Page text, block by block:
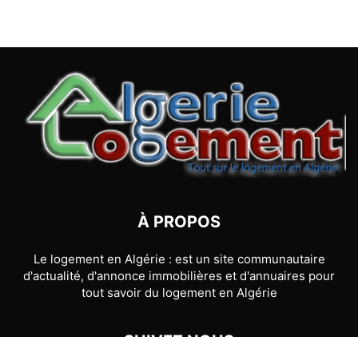
À PROPOS
Le logement en Algérie : est un site communautaire
d'actualité, d'annonce immobilières et d'annuaires pour
tout savoir du logement en Algérie